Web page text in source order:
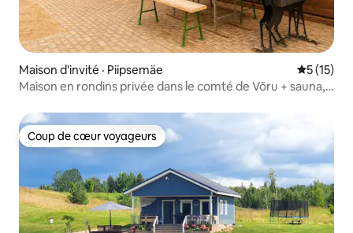
Maison d'invité · Piipsemäe Note
5 (15)
Maison en rondins privée dans le comté de Võru + sauna,
Coup de cœur voyageurs
Coup de cœur voyageurs